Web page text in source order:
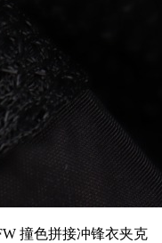
撞色拼接冲锋衣夹克